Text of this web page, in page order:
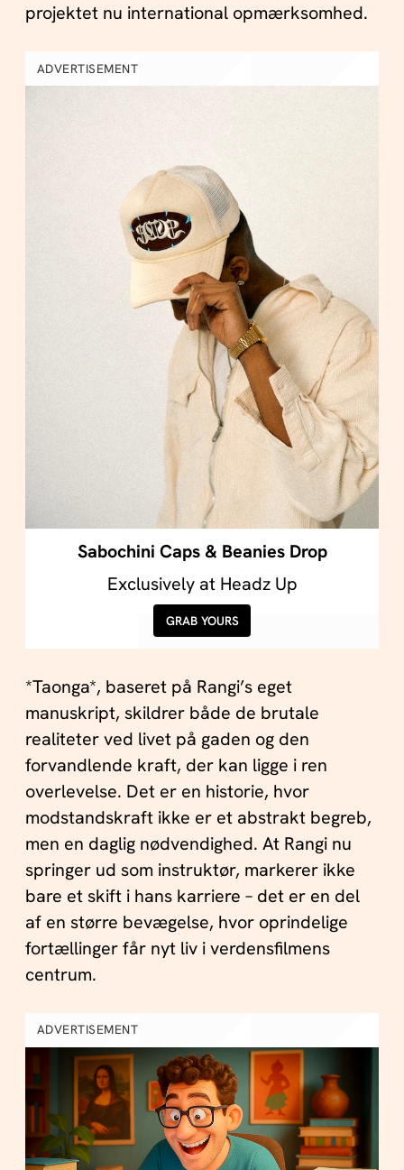
projektet nu international opmærksomhed.
ADVERTISEMENT
Sabochini Caps & Beanies Drop
Exclusively at Headz Up
GRAB YOURS
*Taonga*, baseret på Rangi’s eget
manuskript, skildrer både de brutale
realiteter ved livet på gaden og den
forvandlende kraft, der kan ligge i ren
overlevelse. Det er en historie, hvor
modstandskraft ikke er et abstrakt begreb,
men en daglig nødvendighed. At Rangi nu
springer ud som instruktør, markerer ikke
bare et skift i hans karriere – det er en del
af en større bevægelse, hvor oprindelige
fortællinger får nyt liv i verdensfilmens
centrum.
ADVERTISEMENT